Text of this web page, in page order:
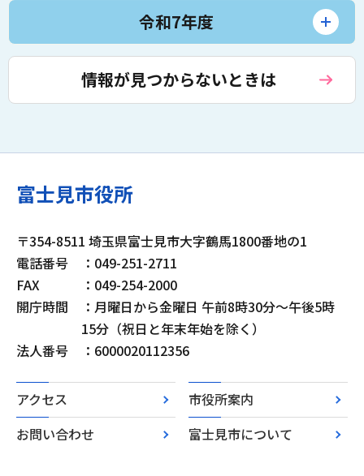
令和7年度
情報が見つからないときは
富士見市役所
〒354-8511 埼玉県富士見市大字鶴馬1800番地の1
電話番号
：049-251-2711
FAX
：049-254-2000
開庁時間
：月曜日から金曜日 午前8時30分～午後5時
15分（祝日と年末年始を除く）
法人番号
：6000020112356
アクセス
市役所案内
お問い合わせ
富士見市について